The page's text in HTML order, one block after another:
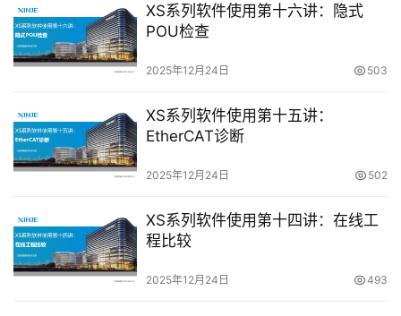
题
XS系列软件使用第十六讲：隐式
POU检查
2025年12月24日 503
XS系列软件使用第十五讲：
EtherCAT诊断
2025年12月24日 502
XS系列软件使用第十四讲：在线工
程比较
2025年12月24日 493